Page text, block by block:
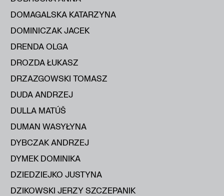
DOMAGALSKA KATARZYNA
DOMINICZAK JACEK
DRENDA OLGA
DROZDA ŁUKASZ
DRZAZGOWSKI TOMASZ
DUDA ANDRZEJ
DULLA MATÚŠ
DUMAN WASYŁYNA
DYBCZAK ANDRZEJ
DYMEK DOMINIKA
DZIEDZIEJKO JUSTYNA
DZIKOWSKI JERZY SZCZEPANIK